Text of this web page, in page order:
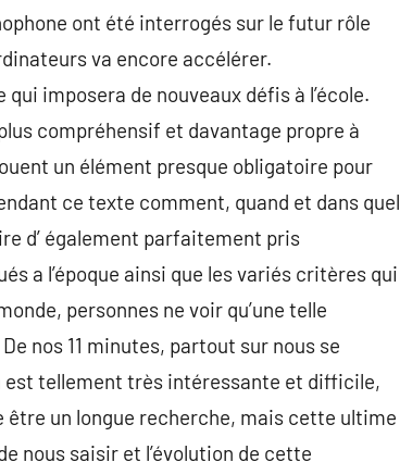
ont été interrogés sur le futur rôle
va encore accélérer.
imposera de nouveaux défis à l’école.
compréhensif et davantage propre à
un élément presque obligatoire pour
ce texte comment, quand et dans quel
d’ également parfaitement pris
a l’époque ainsi que les variés critères qui
personnes ne voir qu’une telle
nos 11 minutes, partout sur nous se
est tellement très intéressante et difficile,
être un longue recherche, mais cette ultime
nous saisir et l’évolution de cette